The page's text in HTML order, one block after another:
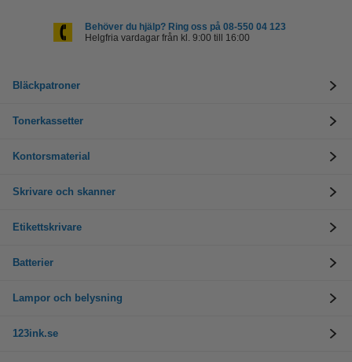
Behöver du hjälp? Ring oss på 08-550 04 123
Helgfria vardagar från kl. 9:00 till 16:00
Bläckpatroner
Tonerkassetter
Kontorsmaterial
Skrivare och skanner
Etikettskrivare
Batterier
Lampor och belysning
123ink.se